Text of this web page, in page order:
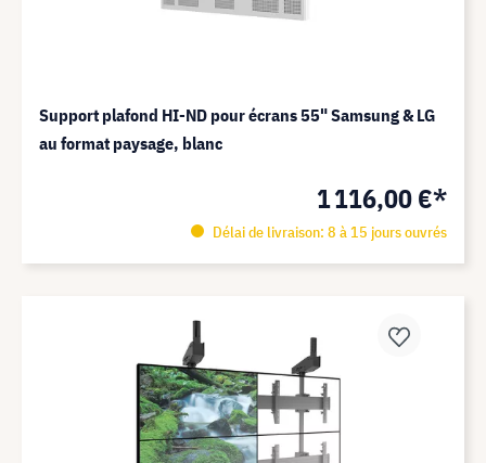
Support plafond HI-ND pour écrans 55" Samsung & LG
au format paysage, blanc
1 116,00 €*
Délai de livraison: 8 à 15 jours ouvrés